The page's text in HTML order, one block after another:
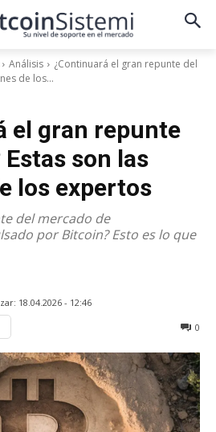
Análisis
¿Continuará el gran repunte del
de los...
el gran repunte
son las
los expertos
del mercado de
por Bitcoin? Esto es lo que
18.04.2026 - 12:46
0